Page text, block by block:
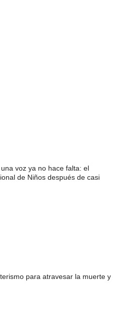
voz ya no hace falta: el
de Niños después de casi
para atravesar la muerte y